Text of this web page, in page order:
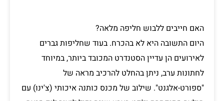
האם חייבים ללבוש חליפה מלאה?
היום התשובה היא לא בהכרח. בעוד שחליפות גברים
לאירועים הן עדיין הסטנדרט המכובד ביותר, במיוחד
לחתונות ערב, ניתן בהחלט להרכיב מראה של
"ספורט-אלגנט". שילוב של מכנס כותנה איכותי (צ'ינו) עם